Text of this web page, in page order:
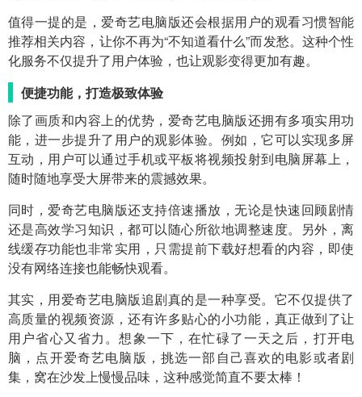
值得一提的是，爱奇艺电脑版还会根据用户的观看习惯智能
推荐相关内容，让你不再为“不知道看什么”而发愁。这种个性
化服务不仅提升了用户体验，也让观影变得更加有趣。
便捷功能，打造极致体验
除了画质和内容上的优势，爱奇艺电脑版还拥有多项实用功
能，进一步提升了用户的观影体验。例如，它可以实现多屏
互动，用户可以通过手机或平板将视频投射到电脑屏幕上，
随时随地享受大屏带来的震撼效果。
同时，爱奇艺电脑版还支持倍速播放，无论是快速回顾剧情
还是高效学习知识，都可以随心所欲地调整速度。另外，离
线缓存功能也非常实用，只需提前下载好想看的内容，即使
没有网络连接也能畅快观看。
其实，用爱奇艺电脑版追剧真的是一种享受。它不仅提供了
高质量的视频资源，还有许多贴心的小功能，真正做到了让
用户省心又省力。想象一下，在忙碌了一天之后，打开电
脑，点开爱奇艺电脑版，挑选一部自己喜欢的电影或者剧
集，窝在沙发上慢慢品味，这种感觉简直不要太棒！